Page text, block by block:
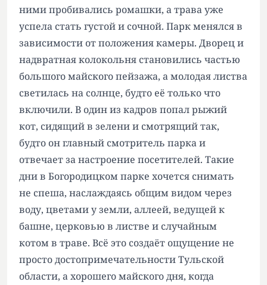
ними пробивались ромашки, а трава уже
успела стать густой и сочной. Парк менялся в
зависимости от положения камеры. Дворец и
надвратная колокольня становились частью
большого майского пейзажа, а молодая листва
светилась на солнце, будто её только что
включили. В один из кадров попал рыжий
кот, сидящий в зелени и смотрящий так,
будто он главный смотритель парка и
отвечает за настроение посетителей. Такие
дни в Богородицком парке хочется снимать
не спеша, наслаждаясь общим видом через
воду, цветами у земли, аллеей, ведущей к
башне, церковью в листве и случайным
котом в траве. Всё это создаёт ощущение не
просто достопримечательности Тульской
области, а хорошего майского дня, когда